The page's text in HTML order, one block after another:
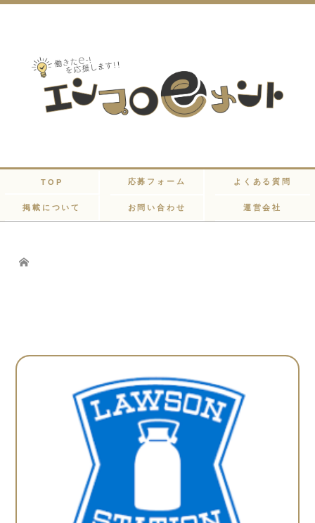
TOP 応募フォーム よくある質問
掲載について お問い合わせ 運営会社
Home